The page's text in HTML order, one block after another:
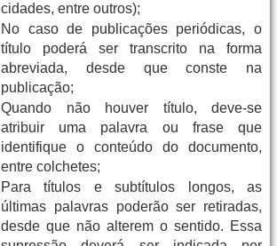
cidades, entre outros);
No caso de publicações periódicas, o
título poderá ser transcrito na forma
abreviada, desde que conste na
publicação;
Quando não houver título, deve-se
atribuir uma palavra ou frase que
identifique o conteúdo do documento,
entre colchetes;
Para títulos e subtítulos longos, as
últimas palavras poderão ser retiradas,
desde que não alterem o sentido. Essa